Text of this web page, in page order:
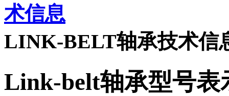
术信息
LINK-BELT轴承技术信
Link-belt轴承型号表